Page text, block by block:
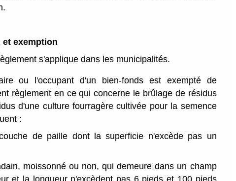
exemption
s'applique dans les municipalités.
ou l'occupant d'un bien-fonds est exempté de
règlement en ce qui concerne le brûlage de résidus
d'une culture fourragère cultivée pour la semence
:
de paille dont la superficie n'excède pas un
moissonné ou non, qui demeure dans un champ
et la longueur n'excèdent pas 6 pieds et 100 pieds